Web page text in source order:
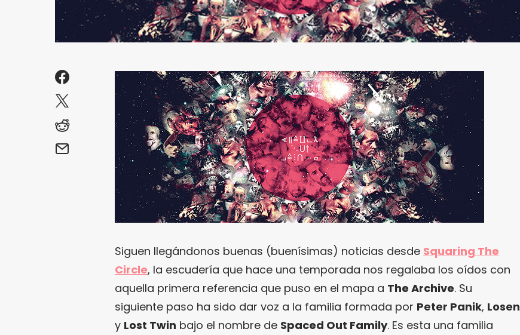
Siguen llegándonos buenas (buenísimas) noticias desde Squaring The
Circle, la escudería que hace una temporada nos regalaba los oídos con
aquella primera referencia que puso en el mapa a The Archive. Su
siguiente paso ha sido dar voz a la familia formada por Peter Panik, Losen
y Lost Twin bajo el nombre de Spaced Out Family. Es esta una familia